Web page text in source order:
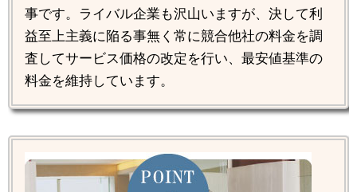
事です。ライバル企業も沢山いますが、決して利
益至上主義に陥る事無く常に競合他社の料金を調
査してサービス価格の改定を行い、最安値基準の
料金を維持しています。